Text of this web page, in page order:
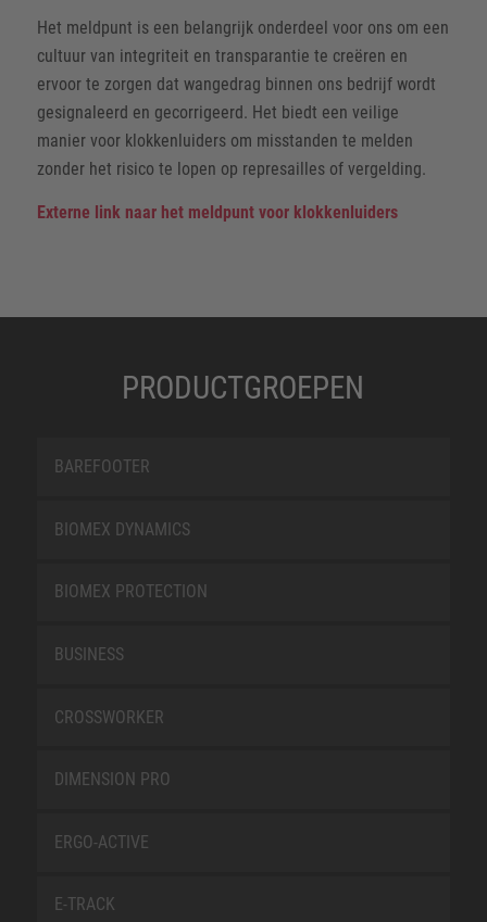
Het meldpunt is een belangrijk onderdeel voor ons om een
cultuur van integriteit en transparantie te creëren en
ervoor te zorgen dat wangedrag binnen ons bedrijf wordt
gesignaleerd en gecorrigeerd. Het biedt een veilige
manier voor klokkenluiders om misstanden te melden
zonder het risico te lopen op represailles of vergelding.
Externe link naar het meldpunt voor klokkenluiders
PRODUCTGROEPEN
BAREFOOTER
BIOMEX DYNAMICS
BIOMEX PROTECTION
BUSINESS
CROSSWORKER
DIMENSION PRO
ERGO-ACTIVE
E-TRACK